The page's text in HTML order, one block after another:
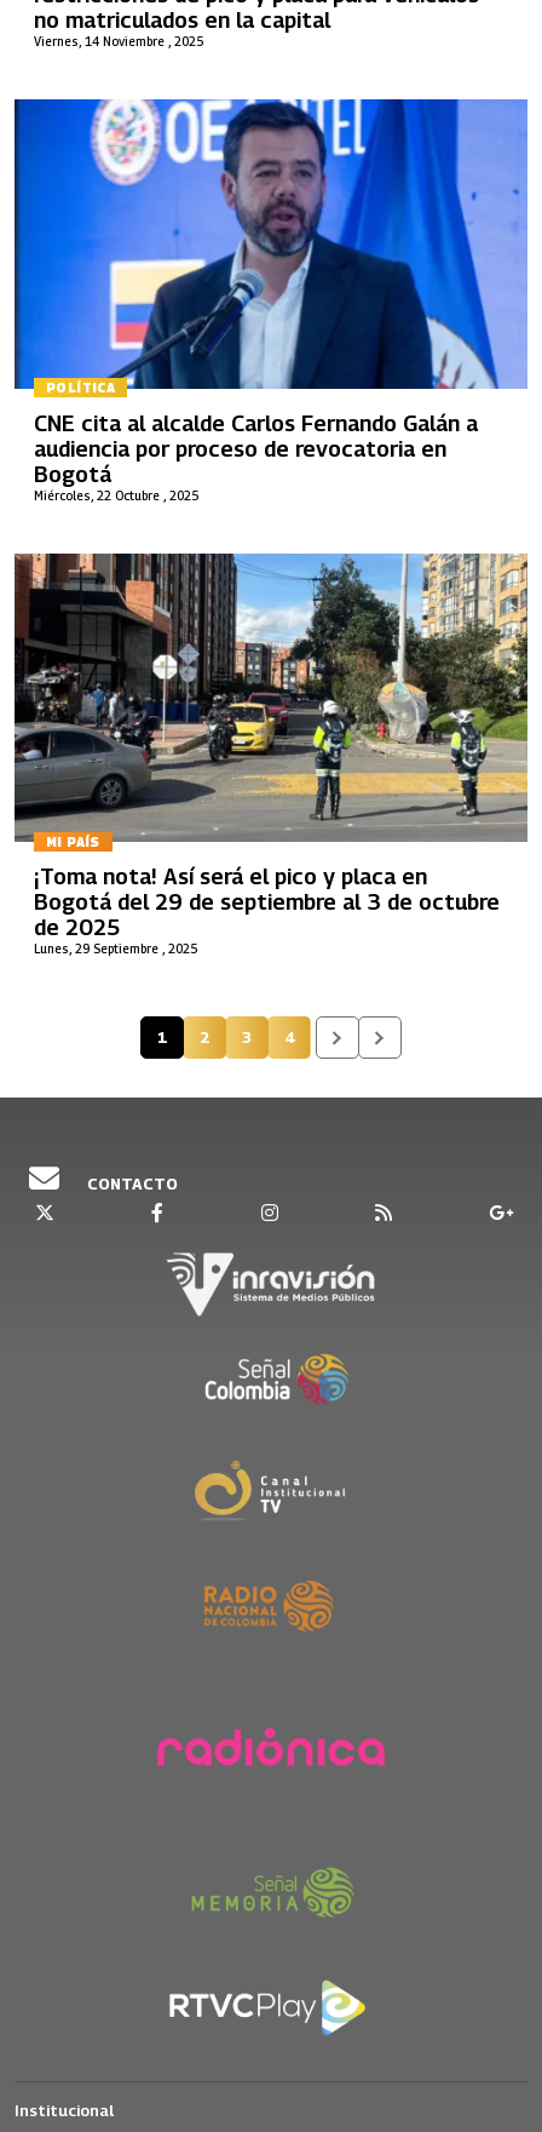
Viernes, 14 Noviembre , 2025
no matriculados en la capital
POLÍTICA
Miércoles, 22 Octubre , 2025
CNE cita al alcalde Carlos Fernando Galán a
audiencia por proceso de revocatoria en
Bogotá
MI PAÍS
Lunes, 29 Septiembre , 2025
¡Toma nota! Así será el pico y placa en
Bogotá del 29 de septiembre al 3 de octubre
de 2025
Página actual
1 Página
2 Página
3 Página
4
CONTACTO
Institucional